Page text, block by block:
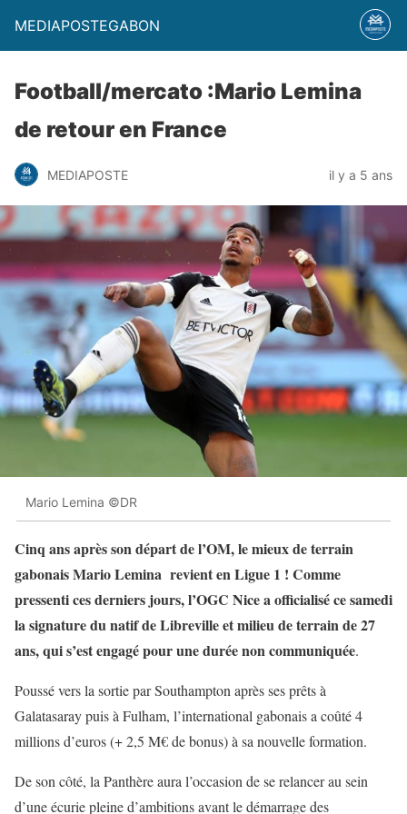
MEDIAPOSTEGABON
Football/mercato :Mario Lemina
de retour en France
MEDIAPOSTE il y a 5 ans
Mario Lemina ©DR
Cinq ans après son départ de l’OM, le mieux de terrain
gabonais Mario Lemina revient en Ligue 1 ! Comme
pressenti ces derniers jours, l’OGC Nice a officialisé ce samedi
la signature du natif de Libreville et milieu de terrain de 27
ans, qui s’est engagé pour une durée non communiquée.
Poussé vers la sortie par Southampton après ses prêts à
Galatasaray puis à Fulham, l’international gabonais a coûté 4
millions d’euros (+ 2,5 M€ de bonus) à sa nouvelle formation.
De son côté, la Panthère aura l’occasion de se relancer au sein
d’une écurie pleine d’ambitions avant le démarrage des